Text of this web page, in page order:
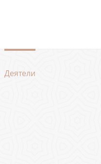
Деятели